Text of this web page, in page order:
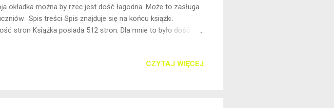
okładka można by rzec jest dość łagodna. Może to zasługa
Spis treści Spis znajduje się na końcu książki.
stron Książka posiada 512 stron. Dla mnie to było dość
Opis Powieść ma trzy główne wątki, których elementem
CZYTAJ WIĘCEJ